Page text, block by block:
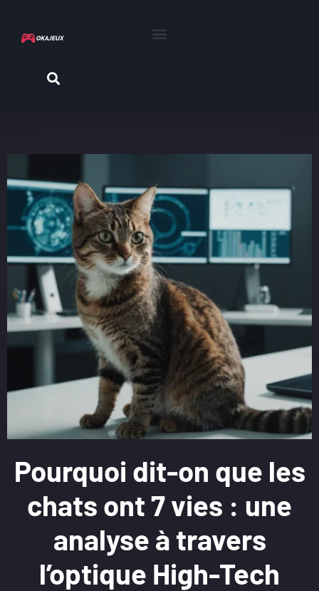
Pourquoi dit-on que les
chats ont 7 vies : une
analyse à travers
l’optique High-Tech